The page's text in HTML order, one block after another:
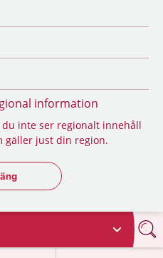
information
inte ser regionalt innehåll
gäller just din region.
regionsväljaren
på 1177.se